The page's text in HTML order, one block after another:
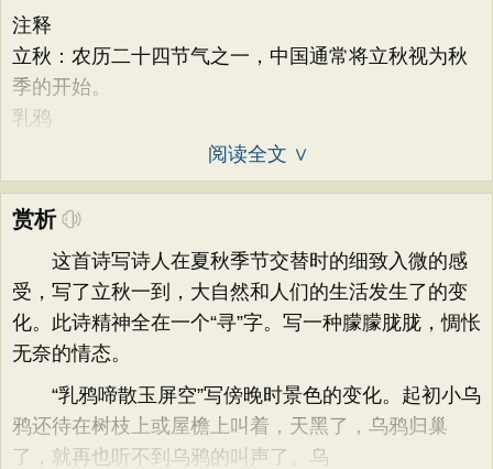
注释
立秋：农历二十四节气之一，中国通常将立秋视为秋
季的开始。
乳鸦
阅读全文 ∨
赏析
这首诗写诗人在夏秋季节交替时的细致入微的感
受，写了立秋一到，大自然和人们的生活发生了的变
化。此诗精神全在一个“寻”字。写一种朦朦胧胧，惆怅
无奈的情态。
“乳鸦啼散玉屏空”写傍晚时景色的变化。起初小乌
鸦还待在树枝上或屋檐上叫着，天黑了，乌鸦归巢
了，就再也听不到乌鸦的叫声了。乌